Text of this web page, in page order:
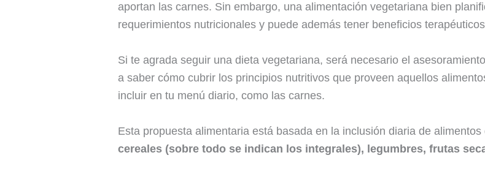
aportan las carnes. Sin embargo, una alimentación vegetariana bien
requerimientos nutricionales y puede además tener beneficios
Si te agrada seguir una dieta vegetariana, será necesario el
a saber cómo cubrir los principios nutritivos que proveen aquellos
incluir en tu menú diario, como las carnes.
Esta propuesta alimentaria está basada en la inclusión diaria de
cereales (sobre todo se indican los integrales), legumbres, frutas